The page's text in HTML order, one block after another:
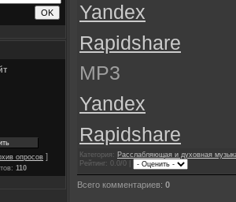
опросов ]
110
Yandex
Rapidshare
MP3
Yandex
Rapidshare
Категория: Расслабляющая и духовная
Рейтинг: 0.0/0 |
Всего комментариев: 0